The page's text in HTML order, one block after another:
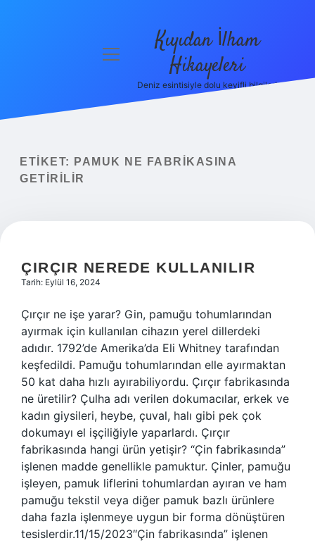
Yasal Uyarı
menüyü
Kıyıdan İlham
Hikayeleri
Deniz esintisiyle dolu keyifli bilgiler!
ETIKET:
PAMUK NE FABRIKASINA
GETIRILIR
ÇIRÇIR NEREDE KULLANILIR
Tarih: Eylül 16, 2024
Çırçır ne işe yarar? Gin, pamuğu tohumlarından
ayırmak için kullanılan cihazın yerel dillerdeki
adıdır. 1792’de Amerika’da Eli Whitney tarafından
keşfedildi. Pamuğu tohumlarından elle ayırmaktan
50 kat daha hızlı ayırabiliyordu. Çırçır fabrikasında
ne üretilir? Çulha adı verilen dokumacılar, erkek ve
kadın giysileri, heybe, çuval, halı gibi pek çok
dokumayı el işçiliğiyle yaparlardı. Çırçır
fabrikasında hangi ürün yetişir? “Çin fabrikasında”
işlenen madde genellikle pamuktur. Çinler, pamuğu
işleyen, pamuk liflerini tohumlardan ayıran ve ham
pamuğu tekstil veya diğer pamuk bazlı ürünlere
daha fazla işlenmeye uygun bir forma dönüştüren
tesislerdir.11/15/2023″Çin fabrikasında” işlenen